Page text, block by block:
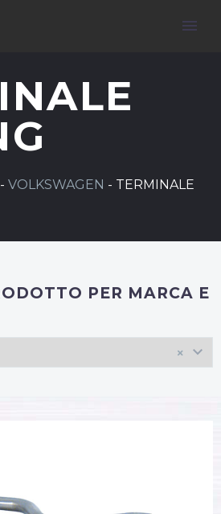
- VOLKSWAGEN - TERMINALE
PER MARCA E
×